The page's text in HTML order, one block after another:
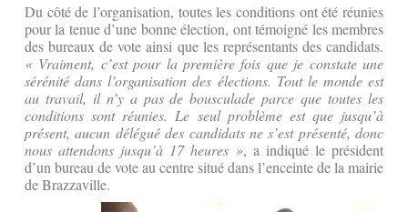
Du côté de l’organisation, toutes les conditions ont été réunies
pour la tenue d’une bonne élection, ont témoigné les membres
des bureaux de vote ainsi que les représentants des candidats.
« Vraiment, c’est pour la première fois que je constate une
sérénité dans l’organisation des élections. Tout le monde est
au travail, il n’y a pas de bousculade parce que toutes les
conditions sont réunies. Le seul problème est que jusqu’à
présent, aucun délégué des candidats ne s’est présenté, donc
nous attendons jusqu’à 17 heures », a indiqué le président
d’un bureau de vote au centre situé dans l’enceinte de la mairie
de Brazzaville.